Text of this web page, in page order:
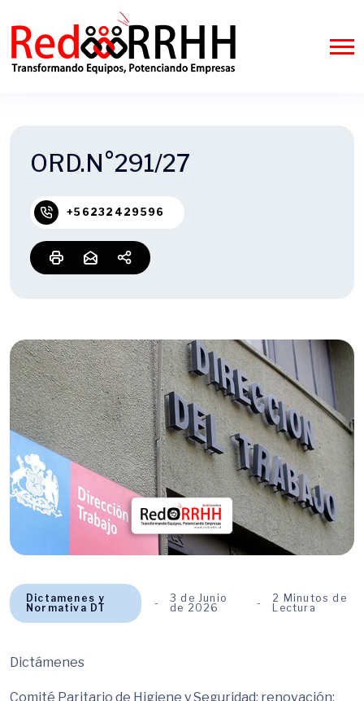
ORD.N°291/27
+56232429596
Dictamenes y
Normativa DT
3 de Junio
de 2026
2 Minutos de
Lectura
Dictámenes
Comité Paritario de Higiene y Seguridad; renovación;